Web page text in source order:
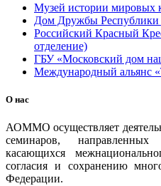
Музей истории мировых
Дом Дружбы Республики
Российский Красный
отделение)
ГБУ «Московский дом
Международный альянс
О нас
АОММО осуществляет
семинаров,
касающихся
согласия и сохранению
Федерации.